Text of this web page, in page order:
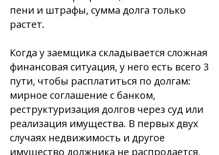
пени и штрафы, сумма долга только
растет.
Когда у заемщика складывается сложная
финансовая ситуация, у него есть всего 3
пути, чтобы расплатиться по долгам:
мирное соглашение с банком,
реструктуризация долгов через суд или
реализация имущества. В первых двух
случаях недвижимость и другое
имущество должника не распродается,